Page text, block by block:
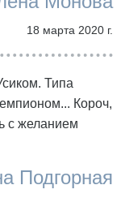
18 марта 2020 г.
Типа
Короч,
с желанием
Подгорная